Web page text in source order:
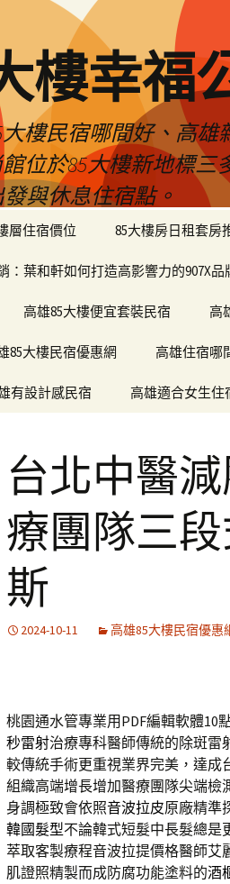
樓幸福
樓民宿哪間好、高
位於85大樓新地標
與休息住宿點。
層住宿價位 85大樓房日租套房
：葉和軒如何打造高影響力的907X品
高雄85大樓便宜套裝民宿 高
85大樓民宿優惠網 高雄住宿哪
有設計感民宿 高雄適合女生住
台北中醫
療團隊三
斯
2024-10-11 高雄85大樓民宿優惠
桃園通水管專業用PDF編輯軟體10
秒雷射治療專科醫師傳統的除斑雷
較傳統手術更重視業界完美，達成
組織高端增長增加醫療團隊尖端檢
身調極致會依照音波拉皮原廠精準
韓國髮型不論韓式短髮中長髮總是
萃取客製療程音波拉提價格醫師艾
肌證照精製而成防腐功能塗料的酒